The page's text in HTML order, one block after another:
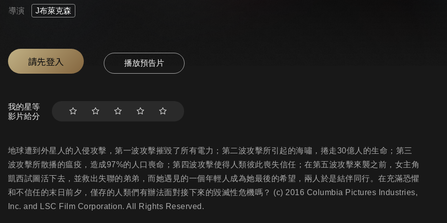
導演 J布萊克森
請先登入 播放預告片
我的星等
影片給分
地球遭到外星人的入侵攻擊，第一波攻擊摧毀了所有電力；第二波攻擊所引起的海嘯，捲走30億人的生命；第三
波攻擊所散播的瘟疫，造成97%的人口喪命；第四波攻擊使得人類彼此喪失信任；在第五波攻擊來襲之前，女主角
凱西試圖活下去，並救出失聯的弟弟，而她遇見的一個年輕人成為她最後的希望，兩人於是結伴同行。在充滿恐懼
和不信任的末日前夕，僅存的人類們有辦法面對接下來的毀滅性危機嗎？ (c) 2016 Columbia Pictures Industries,
Inc. and LSC Film Corporation. All Rights Reserved.